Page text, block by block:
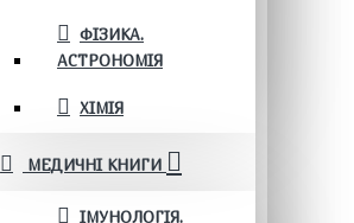
ФІЗИКА.
АСТРОНОМІЯ
ХІМІЯ
МЕДИЧНІ КНИГИ
ІМУНОЛОГІЯ.